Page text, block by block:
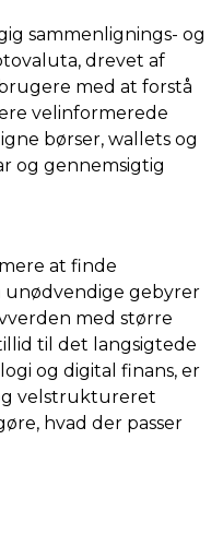
sammenlignings- og
drevet af
med at forstå
velinformerede
børser, wallets og
og gennemsigtig
at finde
gebyrer
med større
til det langsigtede
og digital finans, er
velstruktureret
hvad der passer